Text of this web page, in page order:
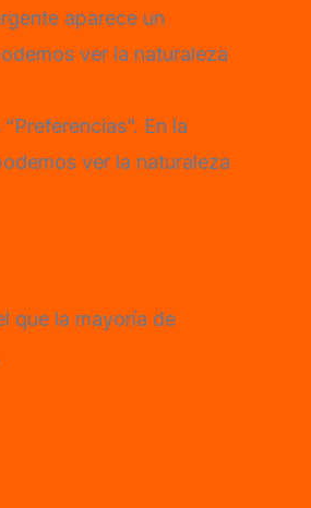
aparece un
ver la naturaleza
En la
ver la naturaleza
que la mayoría de